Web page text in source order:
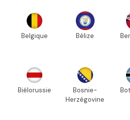
Belgique Bélize
Biélorussie
Bosnie-
Herzégovine